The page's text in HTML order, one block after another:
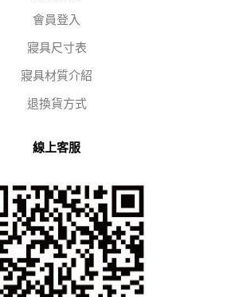
會員登入
寢具尺寸表
寢具材質介紹
退換貨方式
線上客服